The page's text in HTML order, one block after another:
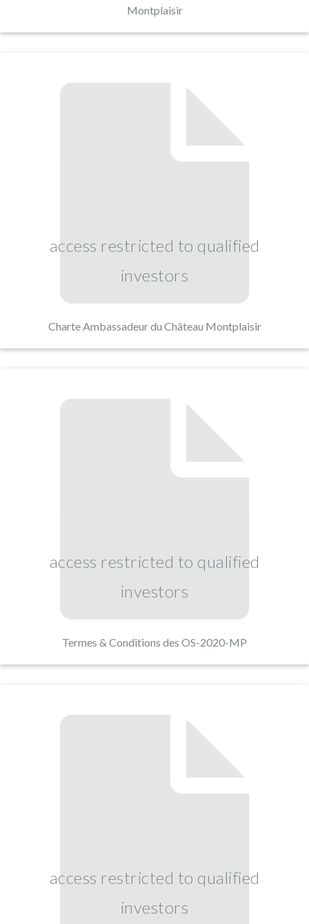
Montplaisir
access restricted to qualified
investors
Charte Ambassadeur du Château Montplaisir
access restricted to qualified
investors
Termes & Conditions des OS-2020-MP
access restricted to qualified
investors